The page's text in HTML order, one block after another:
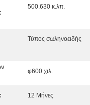
500.630 κ.λπ.
Τύπος σωληνοειδής
φ600 χιλ.
12 Μήνες